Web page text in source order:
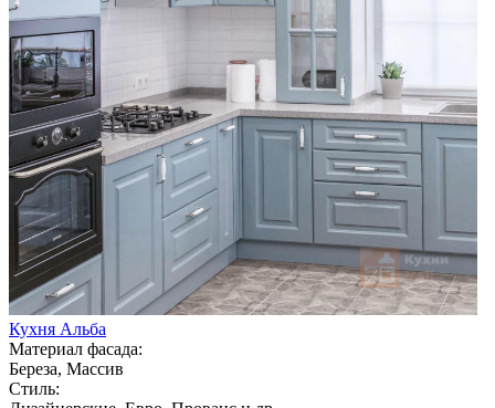
Кухня Альба
Материал фасада:
Береза, Массив
Стиль: